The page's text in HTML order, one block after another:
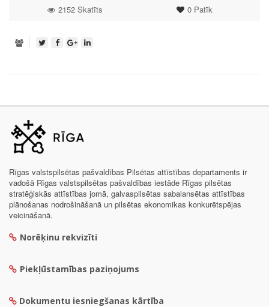
0Patīk
2152 Skatīts
Rīgas valstspilsētas pašvaldības Pilsētas attīstības departaments ir
vadošā Rīgas valstspilsētas pašvaldības iestāde Rīgas pilsētas
stratēģiskās attīstības jomā, galvaspilsētas sabalansētas attīstības
plānošanas nodrošināšanā un pilsētas ekonomikas konkurētspējas
veicināšanā.
Norēķinu rekvizīti
Piekļūstamības paziņojums
Dokumentu iesniegšanas kārtība